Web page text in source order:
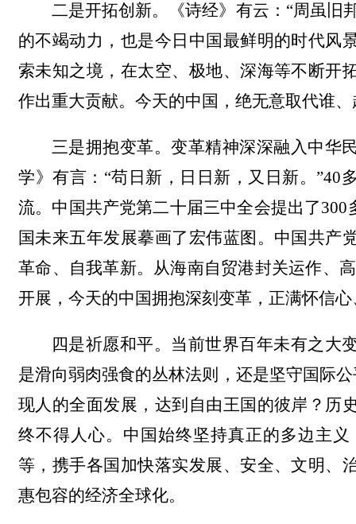
二是开拓创新。《诗经》有云：“周虽旧
的不竭动力，也是今日中国最鲜明的时代风
索未知之境，在太空、极地、深海等不断开
作出重大贡献。今天的中国，绝无意取代谁
三是拥抱变革。变革精神深深融入中华
学》有言：“苟日新，日日新，又日新。”40
流。中国共产党第二十届三中全会提出了
国未来五年发展摹画了宏伟蓝图。中国共产
革命、自我革新。从海南自贸港封关运作、
开展，今天的中国拥抱深刻变革，正满怀信
四是祈愿和平。当前世界百年未有之大
是滑向弱肉强食的丛林法则，还是坚守国际
现人的全面发展，达到自由王国的彼岸？历
终不得人心。中国始终坚持真正的多边主
等，携手各国加快落实发展、安全、文明、
惠包容的经济全球化。